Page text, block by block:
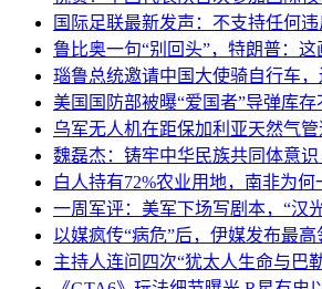
国际足联最新发声：不支持任何
鲁比奥一句“别回头”，特朗普：
瑙鲁总统邀请中国大使骑自行车
美国国防部被曝“爱国者”导弹库
乌军无人机在距保加利亚天然气
魏磊杰：铸牢中华民族共同体意
白人持有72%农业用地，南非为何
一周军评：美军下场写剧本，“汉
以媒疯传“病危”后，伊媒发布最高
主持人连问四次“犹太人生命与巴